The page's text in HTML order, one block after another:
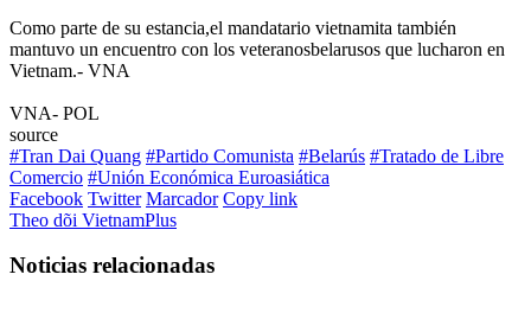
Como parte de su estancia,el mandatario vietnamita también
mantuvo un encuentro con los veteranosbelarusos que lucharon en
Vietnam.- VNA
VNA- POL
source
#Tran Dai Quang #Partido Comunista #Belarús #Tratado de Libre
Comercio #Unión Económica Euroasiática
Facebook Twitter Marcador Copy link
Theo dõi VietnamPlus
Noticias relacionadas